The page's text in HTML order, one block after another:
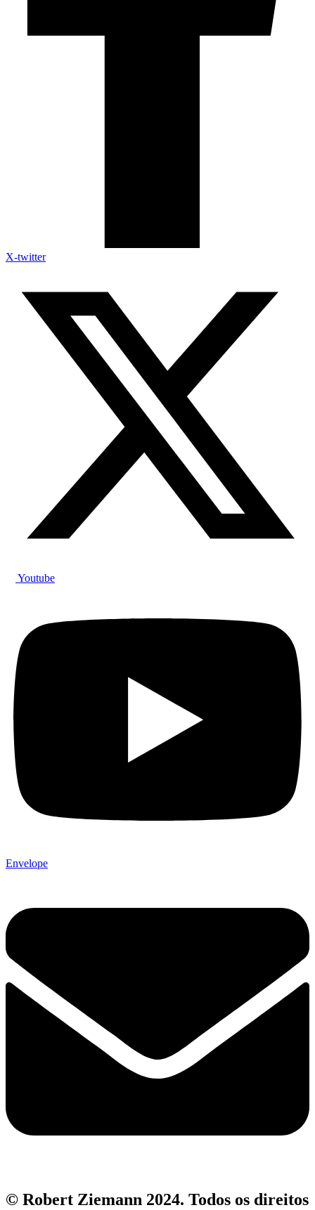
X-twitter
Youtube
Envelope
© Robert Ziemann 2024. Todos os direitos